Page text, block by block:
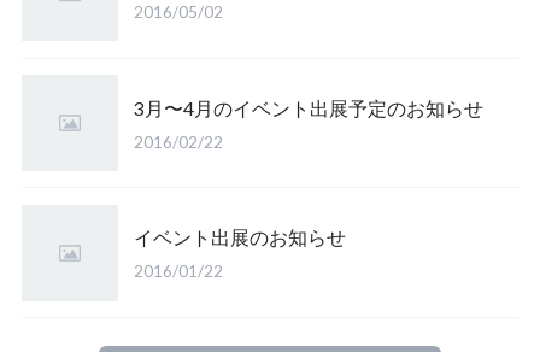
2016/05/02
3月〜4月のイベント出展予定のお知らせ
2016/02/22
イベント出展のお知らせ
2016/01/22